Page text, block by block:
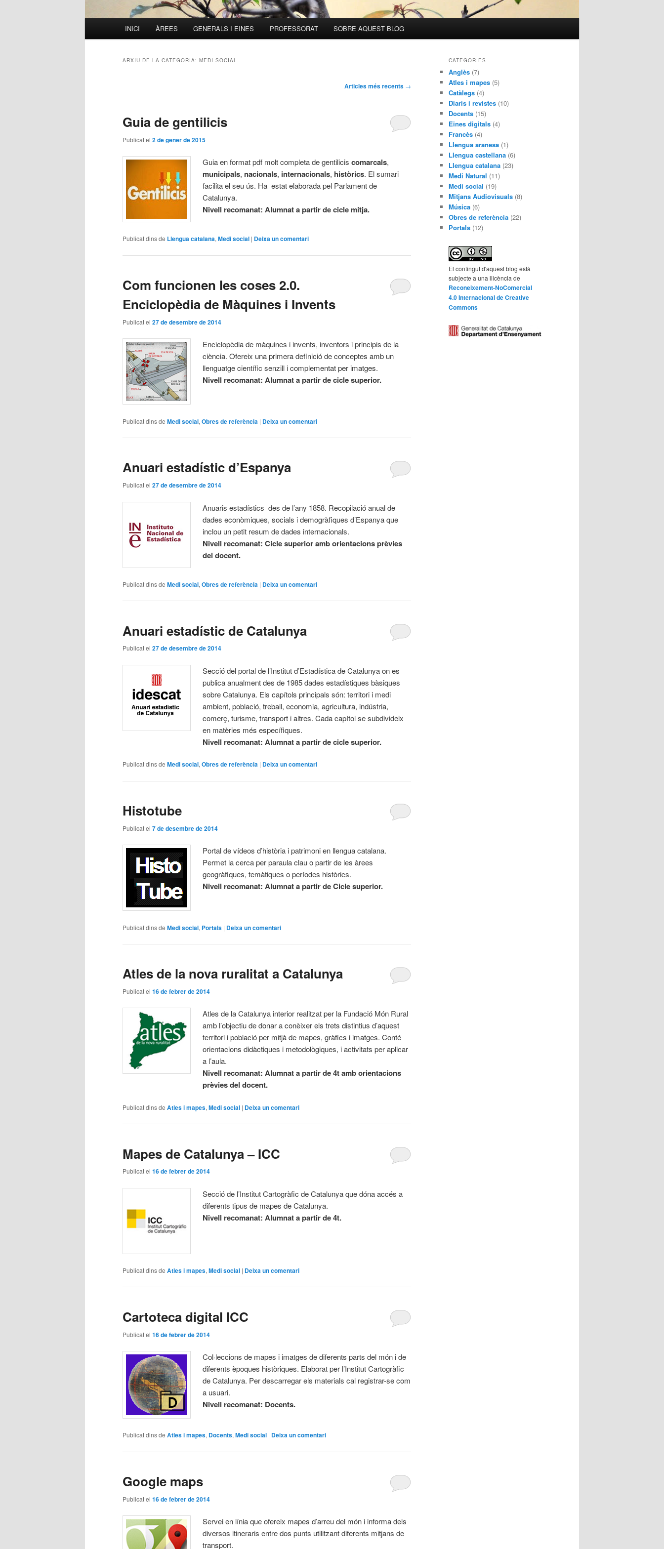
Aneu
Aneu
INICI ÀREES GENERALS I EINES PROFESSORAT SOBRE AQUEST BLOG
ARXIU DE LA CATEGORIA: MEDI SOCIAL
Articles més recents →
Guia de gentilicis
Publicat el 2 de gener de 2015
Guia en format pdf molt completa de gentiliciscomarcals,
municipals, nacionals, internacionals, històrics. El sumari
facilita el seu ús. Ha estat elaborada pel Parlament de
Catalunya.
Nivell recomanat: Alumnat a partir de cicle mitja.
Publicat dins de Llengua catalana, Medi social | Deixa un comentari
Com funcionen les coses 2.0.
Enciclopèdia de Màquines i Invents
Publicat el 27 de desembre de 2014
Enciclopèdia de màquines i invents, inventors i principis de la
ciència. Ofereix una primera definició de conceptes amb un
llenguatge científic senzill i complementat per imatges.
Nivell recomanat: Alumnat a partir de cicle superior.
Publicat dins de Medi social, Obres de referència | Deixa un comentari
Anuari estadístic d’Espanya
Publicat el 27 de desembre de 2014
Anuaris estadístics des de l’any 1858. Recopilació anual de
dades econòmiques, socials i demogràfiques d’Espanya que
inclou un petit resum de dades internacionals.
Nivell recomanat: Cicle superior amb orientacions prèvies
del docent.
Publicat dins de Medi social, Obres de referència | Deixa un comentari
Anuari estadístic de Catalunya
Publicat el 27 de desembre de 2014
Secció del portal de l’Institut d’Estadística de Catalunya on es
publica anualment des de 1985 dades estadístiques bàsiques
sobre Catalunya. Els capítols principals són: territori i medi
ambient, població, treball, economia, agricultura, indústria,
comerç, turisme, transport i altres. Cada capítol se subdivideix
en matèries més específiques.
Nivell recomanat: Alumnat a partir de cicle superior.
Publicat dins de Medi social, Obres de referència | Deixa un comentari
Histotube
Publicat el 7 de desembre de 2014
Portal de vídeos d’història i patrimoni en llengua catalana.
Permet la cerca per paraula clau o partir de les àrees
geogràfiques, temàtiques o períodes històrics.
Nivell recomanat: Alumnat a partir de Cicle superior.
Publicat dins de Medi social, Portals | Deixa un comentari
Atles de la nova ruralitat a Catalunya
Publicat el 16 de febrer de 2014
Atles de la Catalunya interior realitzat per la Fundació Món Rural
amb l’objectiu de donar a conèixer els trets distintius d’aquest
territori i població per mitjà de mapes, gràfics i imatges. Conté
orientacions didàctiques i metodològiques, i activitats per aplicar
a l’aula.
Nivell recomanat: Alumnat a partir de 4t amb orientacions
prèvies del docent.
Publicat dins de Atles i mapes, Medi social | Deixa un comentari
Mapes de Catalunya – ICC
Publicat el 16 de febrer de 2014
Secció de l’Institut Cartogràfic de Catalunya que dóna accés a
diferents tipus de mapes de Catalunya.
Nivell recomanat: Alumnat a partir de 4t.
Publicat dins de Atles i mapes, Medi social | Deixa un comentari
Cartoteca digital ICC
Publicat el 16 de febrer de 2014
Col·leccions de mapes i imatges de diferents parts del món i de
diferents èpoques històriques. Elaborat per l’Institut Cartogràfic
de Catalunya. Per descarregar els materials cal registrar-se com
a usuari.
Nivell recomanat: Docents.
Publicat dins de Atles i mapes, Docents,Medi social | Deixa un comentari
Google maps
Publicat el 16 de febrer de 2014
Servei en línia que ofereix mapes d’arreu del món i informa dels
diversos itineraris entre dos punts utilitzant diferents mitjans de
transport.
CATEGORIES
Anglès (7)
Atles i mapes (5)
Catàlegs (4)
Diaris i revistes (10)
Docents (15)
Eines digitals (4)
Francès (4)
Llengua aranesa (1)
Llengua castellana (6)
Llengua catalana (23)
Medi Natural (11)
Medi social (19)
Mitjans Audiovisuals (8)
Música (6)
Obres de referència (22)
Portals (12)
El contingut d'aquest blog està
subjecte a una llicència de
Reconeixement-NoComercial
4.0 Internacional de Creative
Commons